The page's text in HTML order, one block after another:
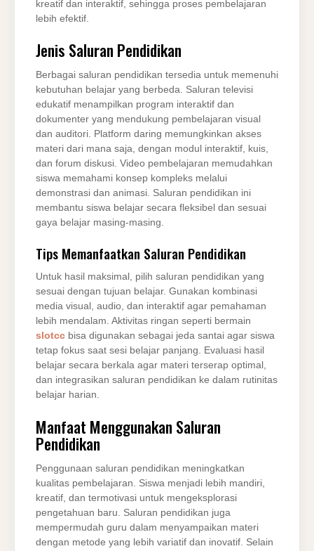
kreatif dan interaktif, sehingga proses pembelajaran
lebih efektif.
Jenis Saluran Pendidikan
Berbagai saluran pendidikan tersedia untuk memenuhi
kebutuhan belajar yang berbeda. Saluran televisi
edukatif menampilkan program interaktif dan
dokumenter yang mendukung pembelajaran visual
dan auditori. Platform daring memungkinkan akses
materi dari mana saja, dengan modul interaktif, kuis,
dan forum diskusi. Video pembelajaran memudahkan
siswa memahami konsep kompleks melalui
demonstrasi dan animasi. Saluran pendidikan ini
membantu siswa belajar secara fleksibel dan sesuai
gaya belajar masing-masing.
Tips Memanfaatkan Saluran Pendidikan
Untuk hasil maksimal, pilih saluran pendidikan yang
sesuai dengan tujuan belajar. Gunakan kombinasi
media visual, audio, dan interaktif agar pemahaman
lebih mendalam. Aktivitas ringan seperti bermain
slotcc bisa digunakan sebagai jeda santai agar siswa
tetap fokus saat sesi belajar panjang. Evaluasi hasil
belajar secara berkala agar materi terserap optimal,
dan integrasikan saluran pendidikan ke dalam rutinitas
belajar harian.
Manfaat Menggunakan Saluran
Pendidikan
Penggunaan saluran pendidikan meningkatkan
kualitas pembelajaran. Siswa menjadi lebih mandiri,
kreatif, dan termotivasi untuk mengeksplorasi
pengetahuan baru. Saluran pendidikan juga
mempermudah guru dalam menyampaikan materi
dengan metode yang lebih variatif dan inovatif. Selain